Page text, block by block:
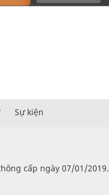
Sự kiện
cấp ngày 07/01/2019.